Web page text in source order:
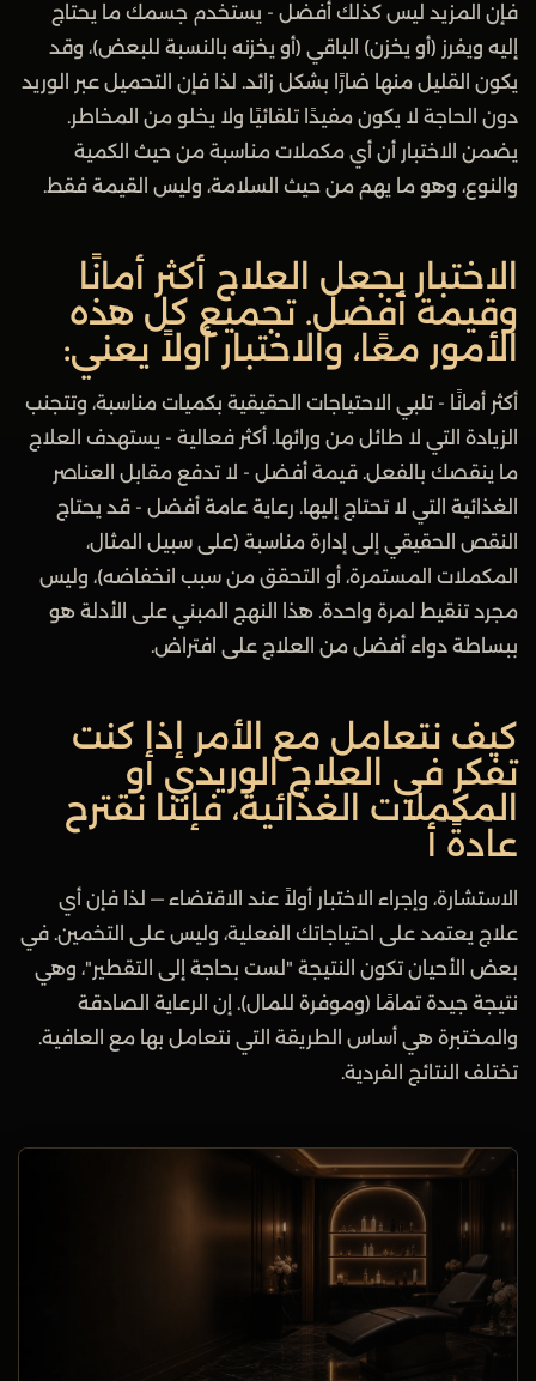
فإن المزيد ليس كذلك أفضل - يستخدم جسمك ما يحتاج
إليه ويفرز (أو يخزن) الباقي (أو يخزنه بالنسبة للبعض)، وقد
يكون القليل منها ضارًا بشكل زائد. لذا فإن التحميل عبر الوريد
دون الحاجة لا يكون مفيدًا تلقائيًا ولا يخلو من المخاطر.
يضمن الاختبار أن أي مكملات مناسبة من حيث الكمية
والنوع، وهو ما يهم من حيث السلامة، وليس القيمة فقط.
الاختبار يجعل العلاج أكثر أمانًا
وقيمة أفضل. تجميع كل هذه
الأمور معًا، والاختبار أولاً يعني:
أكثر أمانًا - تلبي الاحتياجات الحقيقية بكميات مناسبة، وتتجنب
الزيادة التي لا طائل من ورائها. أكثر فعالية - يستهدف العلاج
ما ينقصك بالفعل. قيمة أفضل - لا تدفع مقابل العناصر
الغذائية التي لا تحتاج إليها. رعاية عامة أفضل - قد يحتاج
النقص الحقيقي إلى إدارة مناسبة (على سبيل المثال،
المكملات المستمرة، أو التحقق من سبب انخفاضه)، وليس
مجرد تنقيط لمرة واحدة. هذا النهج المبني على الأدلة هو
ببساطة دواء أفضل من العلاج على افتراض.
كيف نتعامل مع الأمر إذا كنت
تفكر في العلاج الوريدي أو
المكملات الغذائية، فإننا نقترح
عادةً أ
الاستشارة، وإجراء الاختبار أولاً عند الاقتضاء — لذا فإن أي
علاج يعتمد على احتياجاتك الفعلية، وليس على التخمين. في
بعض الأحيان تكون النتيجة "لست بحاجة إلى التقطير"، وهي
نتيجة جيدة تمامًا (وموفرة للمال). إن الرعاية الصادقة
والمختبرة هي أساس الطريقة التي نتعامل بها مع العافية.
تختلف النتائج الفردية.